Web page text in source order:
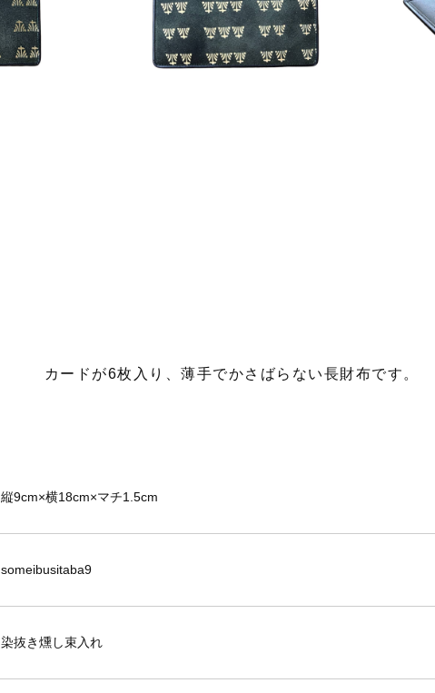
カードが6枚入り、薄手でかさばらない長財布です。
縦9cm×横18cm×マチ1.5cm
someibusitaba9
染抜き燻し束入れ